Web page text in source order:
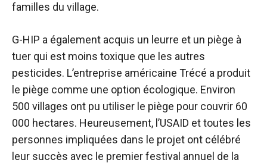
familles du village.
G-HIP a également acquis un leurre et un piège à
tuer qui est moins toxique que les autres
pesticides. L’entreprise américaine Trécé a produit
le piège comme une option écologique. Environ
500 villages ont pu utiliser le piège pour couvrir 60
000 hectares. Heureusement, l’USAID et toutes les
personnes impliquées dans le projet ont célébré
leur succès avec le premier festival annuel de la